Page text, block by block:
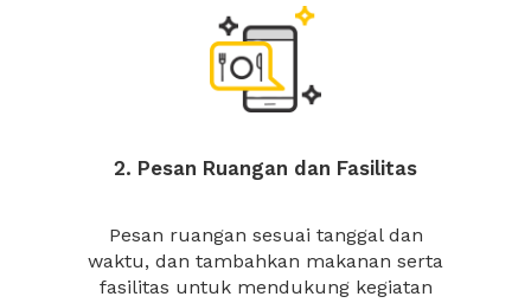
2. Pesan Ruangan dan Fasilitas
Pesan ruangan sesuai tanggal dan
waktu, dan tambahkan makanan serta
fasilitas untuk mendukung kegiatan